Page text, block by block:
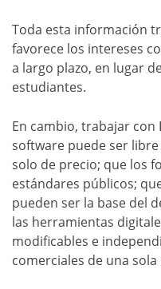
Toda esta información
favorece los intereses
a largo plazo, en lugar
estudiantes.
En cambio, trabajar con
software puede ser
solo de precio; que los
estándares públicos;
pueden ser la base del
las herramientas
modificables e
comerciales de una sola